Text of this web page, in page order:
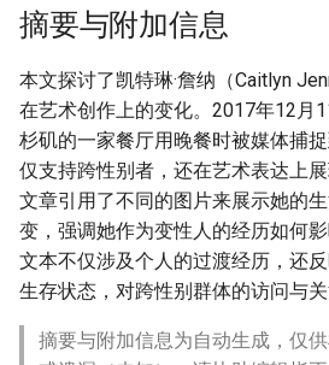
摘要与附加信息
本文探讨了凯特琳·詹纳（Caitlyn
在艺术创作上的变化。2017年12月
杉矶的一家餐厅用晚餐时被媒体捕
仅支持跨性别者，还在艺术表达上展
文章引用了不同的图片来展示她的
变，强调她作为变性人的经历如何
文本不仅涉及个人的过渡经历，还
生存状态，对跨性别群体的访问与关
摘要与附加信息为自动生成，仅